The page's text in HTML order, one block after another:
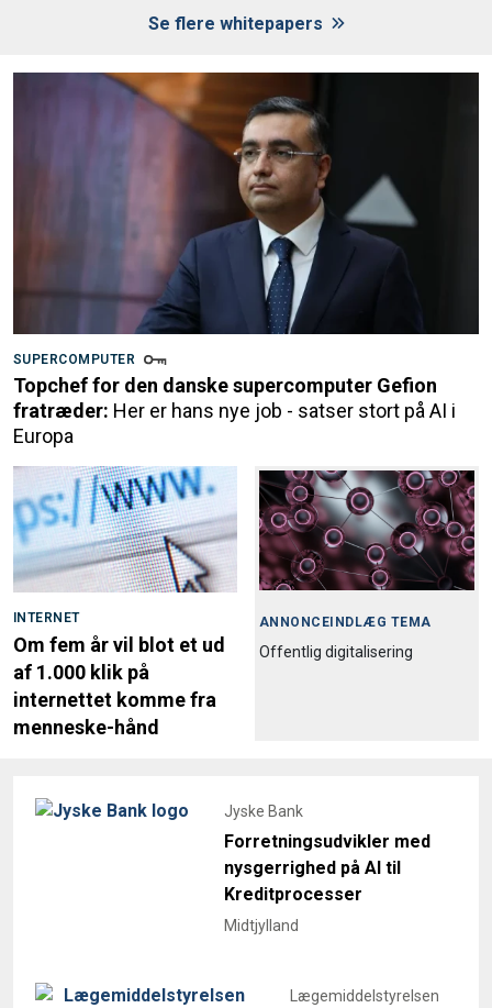
Se flere whitepapers
SUPERCOMPUTER
Topchef for den danske supercomputer Gefion
fratræder: Her er hans nye job - satser stort på AI i
Europa
INTERNET
Om fem år vil blot et ud
af 1.000 klik på
internettet komme fra
menneske-hånd
ANNONCEINDLÆG TEMA
Offentlig digitalisering
Jyske Bank
Forretningsudvikler med
nysgerrighed på AI til
Kreditprocesser
Midtjylland
Lægemiddelstyrelsen